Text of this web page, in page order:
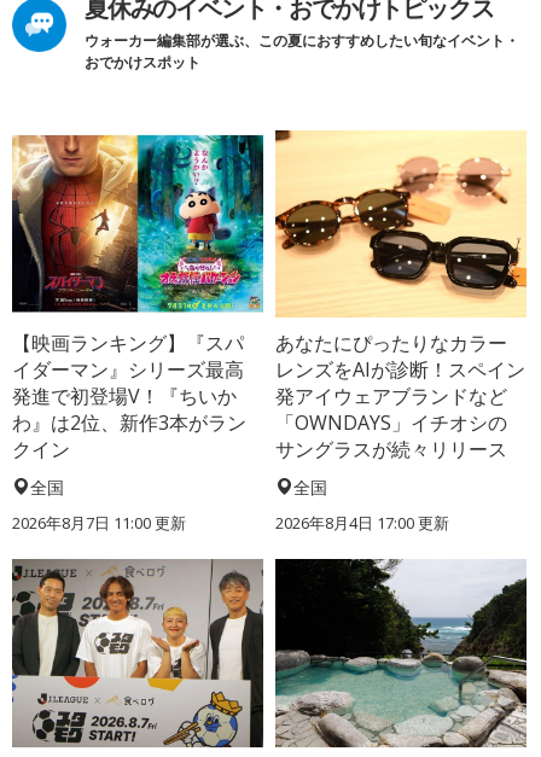
夏休みのイベント・おでかけトピックス
ウォーカー編集部が選ぶ、この夏におすすめしたい旬なイベント・
おでかけスポット
【映画ランキング】『スパ
イダーマン』シリーズ最高
発進で初登場V！『ちいか
わ』は2位、新作3本がラン
クイン
全国
2026年8月7日 11:00更新
あなたにぴったりなカラー
レンズをAIが診断！スペイン
発アイウェアブランドなど
「OWNDAYS」イチオシの
サングラスが続々リリース
全国
2026年8月4日 17:00更新